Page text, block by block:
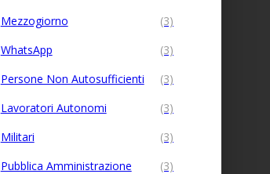
Mezzogiorno
(3)
WhatsApp
(3)
Persone Non Autosufficienti
(3)
Lavoratori Autonomi
(3)
Militari
(3)
Pubblica Amministrazione
(3)